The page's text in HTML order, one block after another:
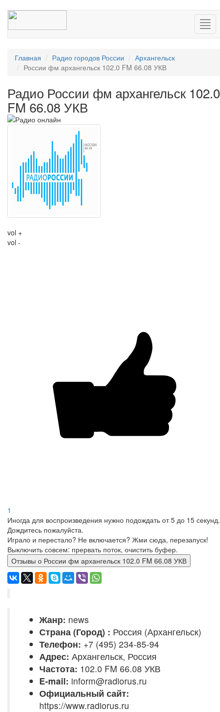
Главная Радио городов России
Архангельск
России фм архангельск 102.0 FM 66.08 УКВ
Радио России фм архангельск 102.0
FM 66.08 УКВ
vol +
vol -
1
Иногда для воспроизведения нужно подождать от 5 до 15 секунд.
Дождитесь пожалуйста.
Играло и перестало? Не включается? Жми сюда, перезапуск!
Выключить совсем: прервать поток, очистить буфер.
Отзывы о России фм архангельск 102.0 FM 66.08 УКВ
Жанр: news
Страна (Город) : Россия (Архангельск)
Телефон: +7 (495) 234-85-94
Адрес: Архангельск, Россия
Частота: 102.0 FM 66.08 УКВ
E-mail: inform@radiorus.ru
Официальный сайт:
https://www.radiorus.ru